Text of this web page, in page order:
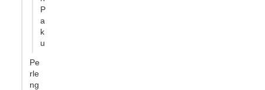
P
a
k
u
Pe
rle
ng